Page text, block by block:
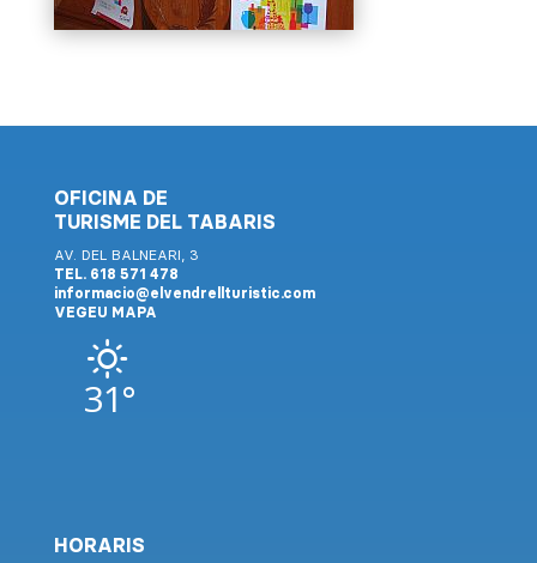
OFICINA DE
TURISME DEL TABARIS
AV. DEL BALNEARI, 3
TEL. 618 571 478
informacio@elvendrellturistic.com
VEGEU MAPA
31°
HORARIS